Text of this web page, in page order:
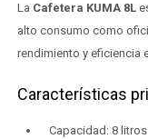
La Cafetera KUMA 8L
alto consumo como
rendimiento y eficiencia
Características
Capacidad: 8